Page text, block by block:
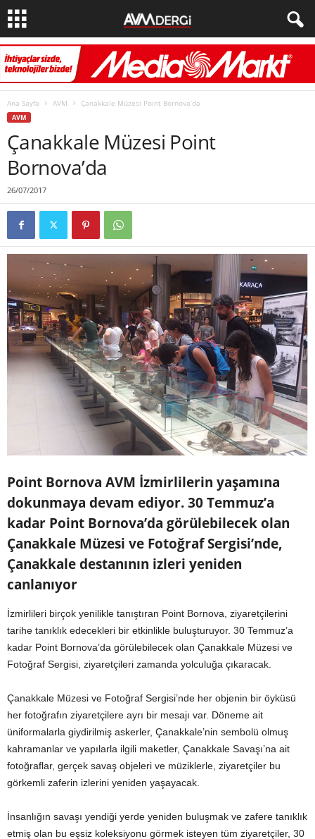
Ana Sayfa AVM Çanakkale Müzesi Point Bornova’da
AVM
Çanakkale Müzesi Point
Bornova’da
26/07/2017
Point Bornova AVM İzmirlilerin yaşamına
dokunmaya devam ediyor. 30 Temmuz’a
kadar Point Bornova’da görülebilecek olan
Çanakkale Müzesi ve Fotoğraf Sergisi’nde,
Çanakkale destanının izleri yeniden
canlanıyor
İzmirlileri birçok yenilikle tanıştıran Point Bornova, ziyaretçilerini
tarihe tanıklık edecekleri bir etkinlikle buluşturuyor. 30 Temmuz’a
kadar Point Bornova’da görülebilecek olan Çanakkale Müzesi ve
Fotoğraf Sergisi, ziyaretçileri zamanda yolculuğa çıkaracak.
Çanakkale Müzesi ve Fotoğraf Sergisi’nde her objenin bir öyküsü
her fotoğrafın ziyaretçilere ayrı bir mesajı var. Döneme ait
üniformalarla giydirilmiş askerler, Çanakkale’nin sembolü olmuş
kahramanlar ve yapılarla ilgili maketler, Çanakkale Savaşı’na ait
fotoğraflar, gerçek savaş objeleri ve müziklerle, ziyaretçiler bu
görkemli zaferin izlerini yeniden yaşayacak.
İnsanlığın savaşı yendiği yerde yeniden buluşmak ve zafere tanıklık
etmiş olan bu eşsiz koleksiyonu görmek isteyen tüm ziyaretçiler, 30